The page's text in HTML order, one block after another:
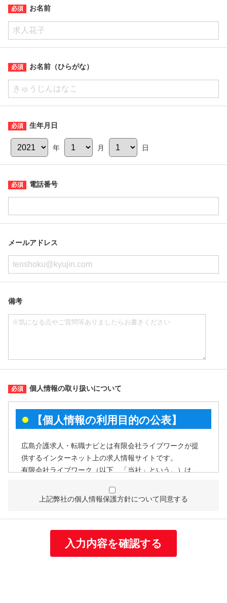
お名前
お名前（ひらがな）
生年月日
年 月 日
電話番号
メールアドレス
備考
個人情報の取り扱いについて
【個人情報の利用目的の公表】
広島介護求人・転職ナビとは有限会社ライブワークが提
供するインターネット上の求人情報サイトです。
有限会社ライブワーク（以下、「当社」という。）は、
人情報の保護に関する法律（個人情報保護法）第21条第
たします。
個人情報の利用目的
上記弊社の個人情報保護方針について同意する